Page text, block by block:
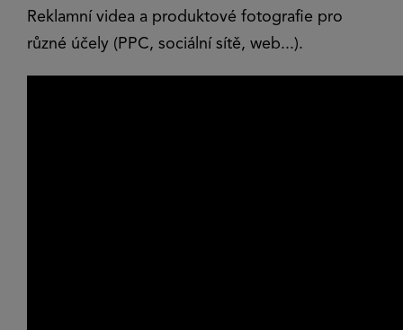
Reklamní videa a produktové fotografie pro
různé účely (PPC, sociální sítě, web...).